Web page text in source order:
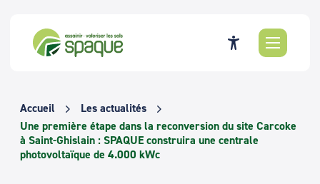
contenu
Accueil
Les actualités
Une première étape dans la reconversion du site Carcoke
à Saint-Ghislain : SPAQUE construira une centrale
photovoltaïque de 4.000 kWc